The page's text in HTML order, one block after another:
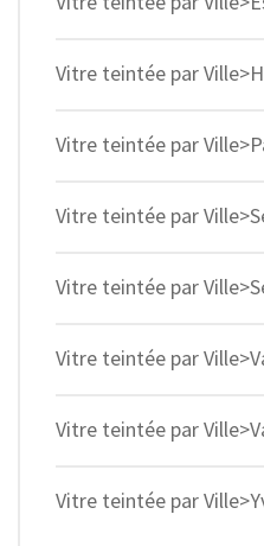
Vitre teintée par
Vitre teintée par
Vitre teintée par
Vitre teintée par
Vitre teintée par
Vitre teintée par
Vitre teintée par